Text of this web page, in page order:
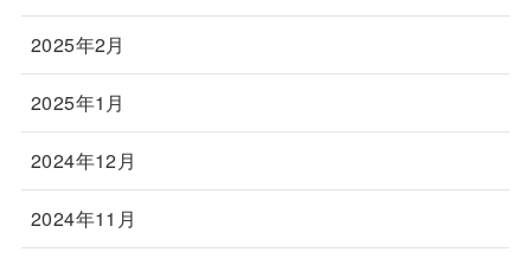
2025年2月
2025年1月
2024年12月
2024年11月